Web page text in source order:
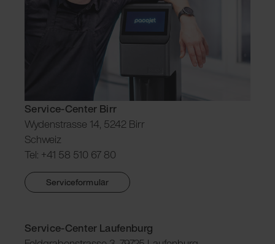
Service-Center Birr
Wydenstrasse 14, 5242 Birr
Schweiz
Tel: +41 58 510 67 80
Serviceformular
Service-Center Laufenburg